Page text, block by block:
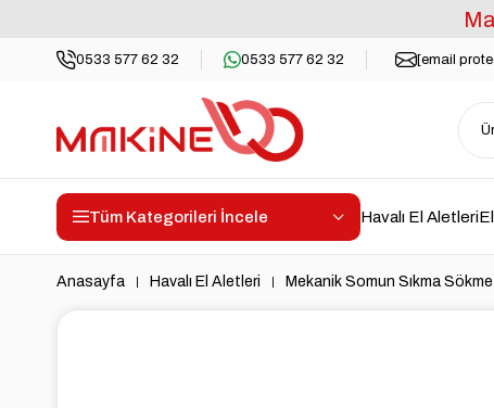
0533 577 62 32 0533 577 62 32 [email
Tüm Kategorileri İncele Havalı El Aletleri
Anasayfa Havalı El Aletleri Mekanik Somun Sıkma